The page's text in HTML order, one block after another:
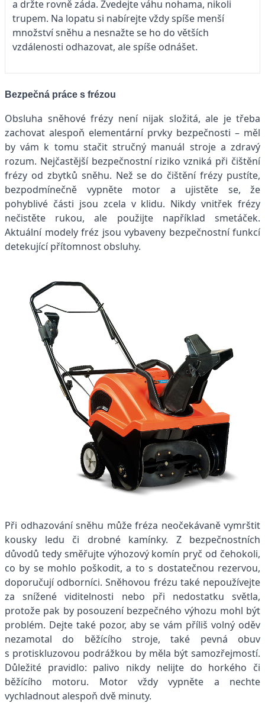
a držte rovně záda. Zvedejte váhu nohama, nikoli
trupem. Na lopatu si nabírejte vždy spíše menší
množství sněhu a nesnažte se ho do větších
vzdálenosti odhazovat, ale spíše odnášet.
Bezpečná práce s frézou
Obsluha sněhové frézy není nijak složitá, ale je třeba
zachovat alespoň elementární prvky bezpečnosti – měl
by vám k tomu stačit stručný manuál stroje a zdravý
rozum. Nejčastější bezpečnostní riziko vzniká při čištění
frézy od zbytků sněhu. Než se do čištění frézy pustíte,
bezpodmínečně vypněte motor a ujistěte se, že
pohyblivé části jsou zcela v klidu. Nikdy vnitřek frézy
nečistěte rukou, ale použijte například smetáček.
Aktuální modely fréz jsou vybaveny bezpečnostní funkcí
detekující přítomnost obsluhy.
Při odhazování sněhu může fréza neočekávaně vymrštit
kousky ledu či drobné kamínky. Z bezpečnostních
důvodů tedy směřujte výhozový komín pryč od čehokoli,
co by se mohlo poškodit, a to s dostatečnou rezervou,
doporučují odborníci. Sněhovou frézu také nepoužívejte
za snížené viditelnosti nebo při nedostatku světla,
protože pak by posouzení bezpečného výhozu mohl být
problém. Dejte také pozor, aby se vám příliš volný oděv
nezamotal do běžícího stroje, také pevná obuv
s protiskluzovou podrážkou by měla být samozřejmostí.
Důležité pravidlo: palivo nikdy nelijte do horkého či
běžícího motoru. Motor vždy vypněte a nechte
vychladnout alespoň dvě minuty.